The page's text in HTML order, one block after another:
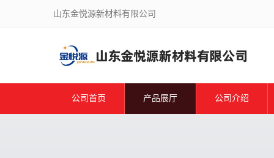
山东金悦源新材料有限公司
公司首页 产品展厅 公司介绍